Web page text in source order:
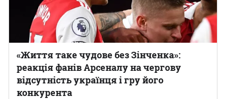
«Життя таке чудове без Зінченка»:
реакція фанів Арсеналу на чергову
відсутність українця і гру його
конкурента